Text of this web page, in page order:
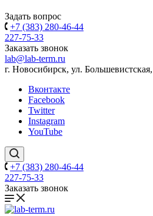
Задать вопрос
+7 (383) 280-46-44
227-75-33
Заказать звонок
lab@lab-term.ru
г. Новосибирск, ул.
Вконтакте
Facebook
Twitter
Instagram
YouTube
+7 (383) 280-46-44
227-75-33
Заказать звонок